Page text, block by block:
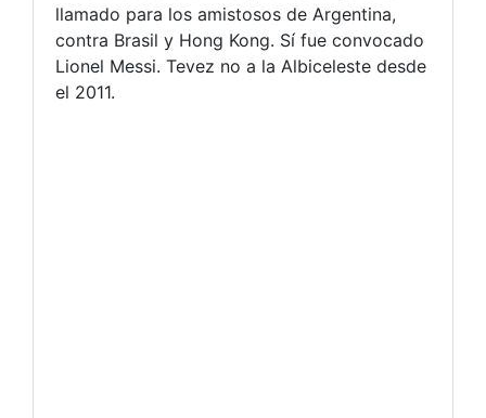
llamado para los amistosos de Argentina,
contra Brasil y Hong Kong. Sí fue convocado
Lionel Messi. Tevez no a la Albiceleste desde
el 2011.